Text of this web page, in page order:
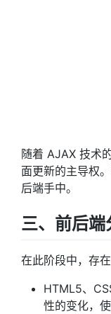
随着 AJAX 技术
面更新的主导权
后端手中。
三、前后
在此阶段中，存
HTML5、
性的变化，